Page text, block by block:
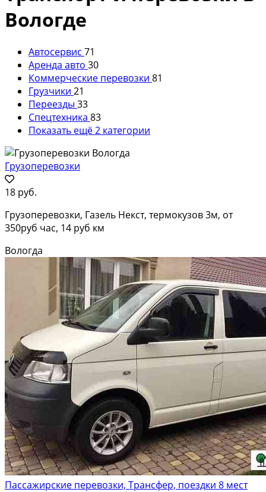
Вологде
Автосервис 71
Аренда авто 30
Коммерческие перевозки 81
Грузчики 21
Переезды 33
Спецтехника 83
Показать ещё 2 категории
Грузоперевозки
18 руб.
Грузоперевозки, Газель Некст, термокузов 3м, от
350руб час, 14 руб км
Вологда
Пассажирские перевозки, Трансфер, поездки 8 мест